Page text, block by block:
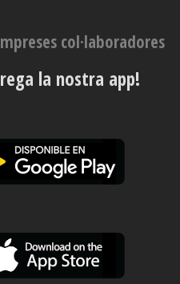
col·laboradores
la nostra app!